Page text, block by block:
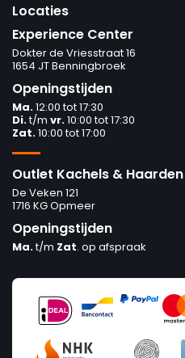
Locaties
Experience Center
Dokter de Vriesstraat 16
1654 JT Benningbroek
Openingstijden
Ma.12:00 tot 17:30
Di.t/m vr.10:00 tot 17:30
Zat.10:00 tot 17:00
Outlet Kachels & Haarden
De Veken 121
1716 KG Opmeer
Openingstijden
Ma.t/m Zat. op afspraak